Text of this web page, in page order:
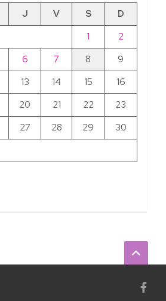
J V S
D
1
2
6 7 8
9
13 14 15
16
20 21 22
23
27 28 29
30